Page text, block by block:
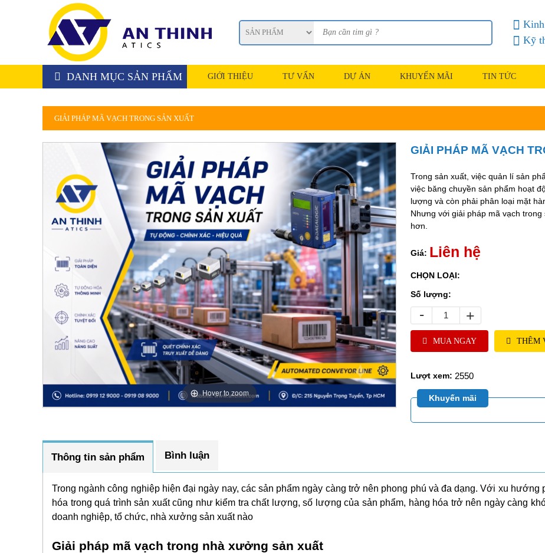
Kỹ
DANH MỤC SẢN PHẨM GIỚI THIỆU TƯ VẤN DỰ ÁN KHUYẾN MÃI TIN TỨC
GIẢI PHÁP MÃ VẠCH TRONG SẢN XUẤT
Hover to zoom
GIẢI PHÁP MÃ VẠCH
Trong sản xuất, việc quản lí sản
việc băng chuyền sản phẩm hoạt
lượng và còn phải phân loại mặt
Nhưng với giải pháp mã vạch
hơn.
Giá: Liên hệ
CHỌN LOẠI:
Số lượng:
- +
MUA NGAY THÊM
Lượt xem: 2550
Khuyến mãi
Thông tin sản phẩm Bình luận
Trong ngành công nghiệp hiện đại ngày nay, các sản phẩm ngày càng trở nên phong phú và đa dạng. Với xu hướng
hóa trong quá trình sản xuất cũng như kiểm tra chất lượng, số lượng của sản phẩm, hàng hóa trở nên ngày càng
doanh nghiệp, tổ chức, nhà xưởng sản xuất nào
Giải pháp mã vạch trong nhà xưởng sản xuất